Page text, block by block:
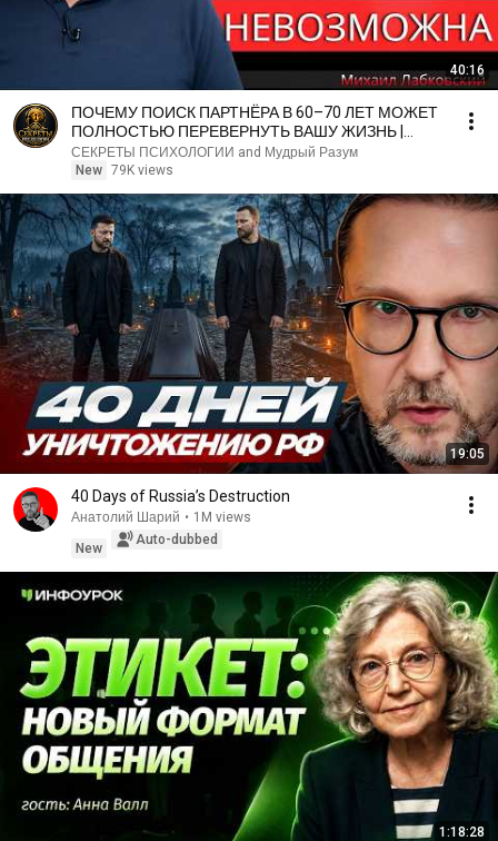
40:16
ПОЧЕМУ ПОИСК ПАРТНЁРА В 60–70 ЛЕТ МОЖЕТ
ПОЛНОСТЬЮ ПЕРЕВЕРНУТЬ ВАШУ ЖИЗНЬ |
МИХАИЛ ЛАБКОВСКИЙ
СЕКРЕТЫ ПСИХОЛОГИИ and Мудрый Разум
New 79K views
19:05
40 Days of Russia’s Destruction
Анатолий Шарий • 1M views
New
Auto-dubbed
1:18:28